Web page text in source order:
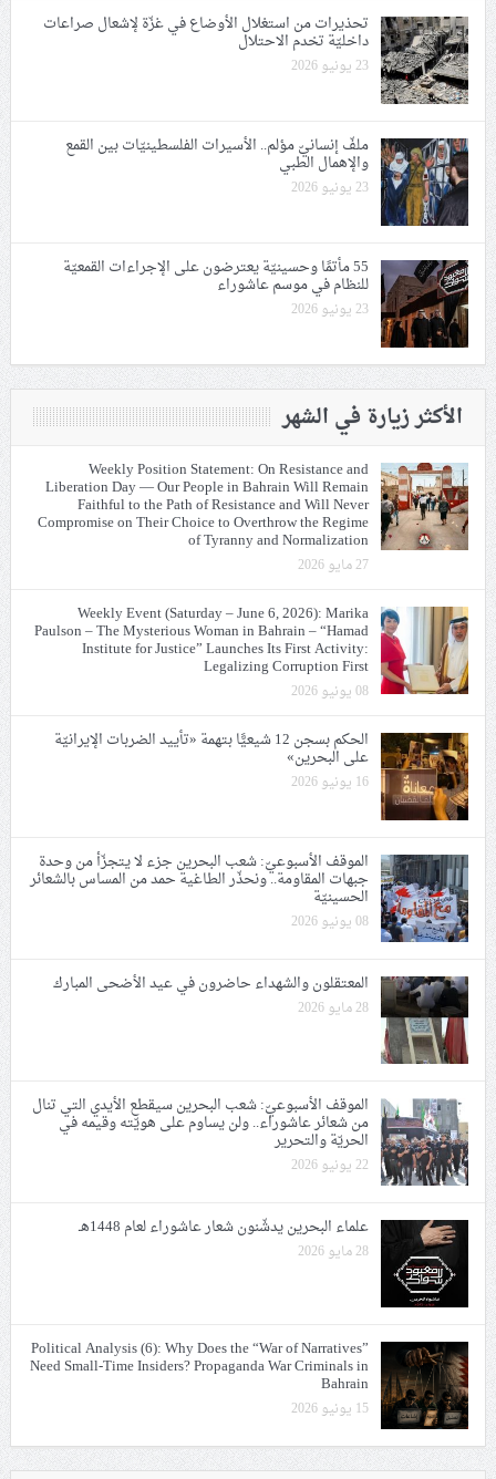
تحذيرات من استغلال الأوضاع في غزّة لإشعال صراعات
داخليّة تخدم الاحتلال
23 يونيو 2026
ملفّ إنسانيّ مؤلم.. الأسيرات الفلسطينيّات بين القمع
والإهمال الطبي
23 يونيو 2026
55 مأتمًا وحسينيّة يعترضون على الإجراءات القمعيّة
للنظام في موسم عاشوراء
23 يونيو 2026
الأكثر زيارة في الشهر
Weekly Position Statement: On Resistance and
Liberation Day — Our People in Bahrain Will Remain
Faithful to the Path of Resistance and Will Never
Compromise on Their Choice to Overthrow the Regime
of Tyranny and Normalization
27 مايو 2026
Weekly Event (Saturday – June 6, 2026): Marika
Paulson – The Mysterious Woman in Bahrain – “Hamad
Institute for Justice” Launches Its First Activity:
Legalizing Corruption First
08 يونيو 2026
الحكم بسجن 12 شيعيًّا بتهمة «تأييد الضربات الإيرانيّة
على البحرين»
16 يونيو 2026
الموقف الأسبوعيّ: شعب البحرين جزء لا يتجزّأ من وحدة
جبهات المقاومة.. ونحذّر الطاغية حمد من المساس بالشعائر
الحسينيّة
08 يونيو 2026
المعتقلون والشهداء حاضرون في عيد الأضحى المبارك
28 مايو 2026
الموقف الأسبوعيّ: شعب البحرين سيقطع الأيدي التي تنال
من شعائر عاشوراء.. ولن يساوم على هويّته وقيمه في
الحريّة والتحرير
22 يونيو 2026
علماء البحرين يدشّنون شعار عاشوراء لعام 1448هـ
28 مايو 2026
Political Analysis (6): Why Does the “War of Narratives”
Need Small-Time Insiders? Propaganda War Criminals in
Bahrain
15 يونيو 2026